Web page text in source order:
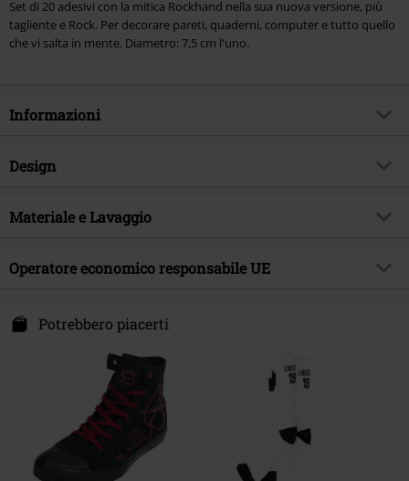
Set di 20 adesivi con la mitica Rockhand nella sua nuova versione, più
tagliente e Rock. Per decorare pareti, quaderni, computer e tutto quello
che vi salta in mente. Diametro: 7,5 cm l'uno.
Informazioni
Codice articolo
Brand
Tema
Basic, Rockhand
Design
Tipologia prodotto
Materiale e Lavaggio
Materiale esterno vinile
Operatore economico responsabile UE
Darmer Esch 70a
Potrebbero piacerti